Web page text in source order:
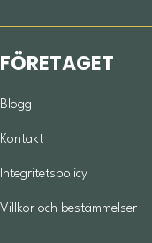
FÖRETAGET
Blogg
Kontakt
Integritetspolicy
Villkor och bestämmelser